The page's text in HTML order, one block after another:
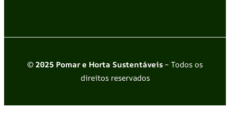
© 2025 Pomar e Horta Sustentáveis– Todos os
direitos reservados